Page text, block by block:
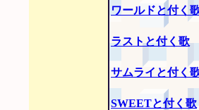
ワールドと付く
ラストと付く歌
サムライと付く
SWEETと付く歌